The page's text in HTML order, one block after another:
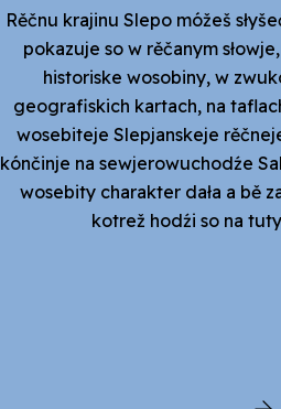
Rěčnu krajinu Slepo móžeš
pokazuje so w rěčanym
historiske wosobiny, w
geografiskich kartach, na
wosebiteje Slepjanskeje
kónčinje na sewjerowuchodźe
wosebity charakter dała a bě
kotrež hodźi so na